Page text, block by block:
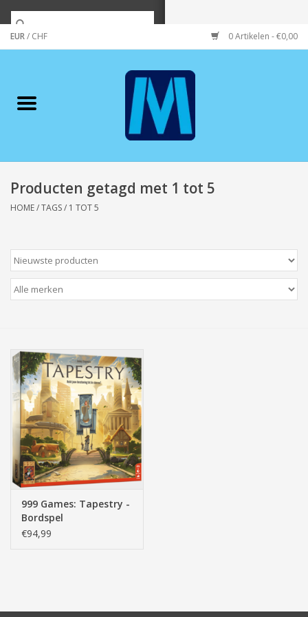
EUR/ CHF 0 Artikelen - €0,00
Merken
Wonen/koken/huishouden
Wenskaarten
Zeeuws/Streek
Boeken
Elektra
Baby & Peuter
Speelgoed & hobby
Cadeau & feest
Producten getagd met 1 tot 5
HOME/TAGS/ 1 TOT 5
999 Games: Tapestry -
Bordspel
€94,99